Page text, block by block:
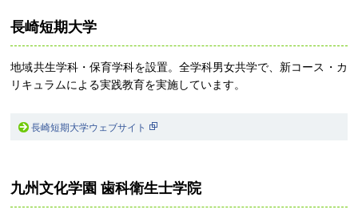
長崎短期大学
地域共生学科・保育学科を設置。全学科男女共学で、新コース・カ
リキュラムによる実践教育を実施しています。
長崎短期大学ウェブサイト
九州文化学園 歯科衛生士学院